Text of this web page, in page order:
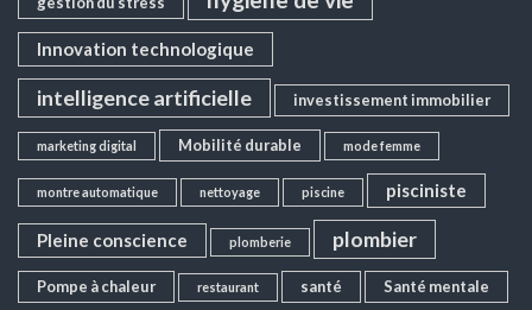
Innovation technologique
intelligence artificielle investissement immobilier
marketing digital Mobilité durable mode femme
montre automatique nettoyage piscine pisciniste
Pleine conscience plomberie plombier
Pompe à chaleur restaurant santé Santé mentale